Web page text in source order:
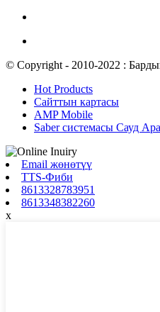
© Copyright - 2010-2022 :
Hot Products
Сайттын картасы
AMP Mobile
Saber системасы Сауд
Email жөнөтүү
TTS-Фиби
8613328783951
8613348382260
x